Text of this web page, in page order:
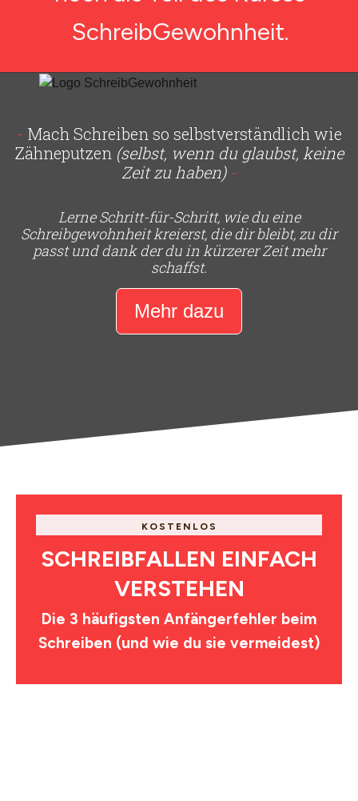
SchreibGewohnheit.
- Mach Schreiben so selbstverständlich wie
Zähneputzen (selbst, wenn du glaubst, keine
Zeit zu haben) -
Lerne Schritt-für-Schritt, wie du eine
Schreibgewohnheit kreierst, die dir bleibt, zu dir
passt und dank der du in kürzerer Zeit mehr
schaffst.
Mehr dazu
KOSTENLOS
SCHREIBFALLEN EINFACH
VERSTEHEN
Die 3 häufigsten Anfängerfehler beim
Schreiben (und wie du sie vermeidest)